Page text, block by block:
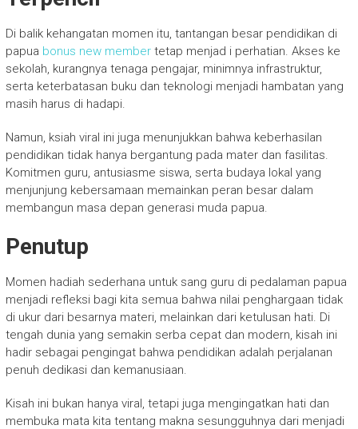
Di balik kehangatan momen itu, tantangan besar pendidikan di
papua bonus new membertetap menjad i perhatian. Akses ke
sekolah, kurangnya tenaga pengajar, minimnya infrastruktur,
serta keterbatasan buku dan teknologi menjadi hambatan yang
masih harus di hadapi.
Namun, ksiah viral ini juga menunjukkan bahwa keberhasilan
pendidikan tidak hanya bergantung pada mater dan fasilitas.
Komitmen guru, antusiasme siswa, serta budaya lokal yang
menjunjung kebersamaan memainkan peran besar dalam
membangun masa depan generasi muda papua.
Penutup
Momen hadiah sederhana untuk sang guru di pedalaman papua
menjadi refleksi bagi kita semua bahwa nilai penghargaan tidak
di ukur dari besarnya materi, melainkan dari ketulusan hati. Di
tengah dunia yang semakin serba cepat dan modern, kisah ini
hadir sebagai pengingat bahwa pendidikan adalah perjalanan
penuh dedikasi dan kemanusiaan.
Kisah ini bukan hanya viral, tetapi juga mengingatkan hati dan
membuka mata kita tentang makna sesungguhnya dari menjadi